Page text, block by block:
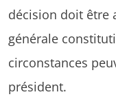
décision doit être
générale
circonstances
président.